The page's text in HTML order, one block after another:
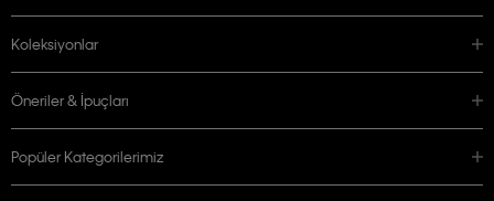
Koleksiyonlar
Öneriler & İpuçları
Popüler Kategorilerimiz